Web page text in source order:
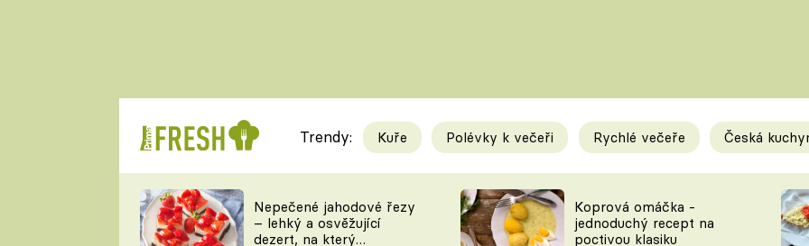
RYCHLOVKY
Videorecepty
TEĎ VAŘÍ ŠÉF!
Tipy a triky
KAM ZA JÍDLEM
Trendy: Kuře Polévky k večeři Rychlé večeře Česká
Nepečené jahodové řezy
– lehký a osvěžující
dezert, na který
Koprová omáčka -
jednoduchý recept na
poctivou klasiku